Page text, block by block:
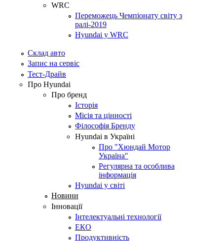
WRC
Переможець Чемпіонату світу з
ралі-2019
Hyundai у WRC
Склад авто
Запис на сервіс
Тест-Драйв
Про Hyundai
Про бренд
Історія
Місія та цінності
Філософія Бренду
Hyundai в Україні
Про "Хюндай Мотор
Україна"
Регулярна та особлива
інформація
Hyundai у світі
Новини
Інновації
Інтелектуальні технології
ЕКО
Продуктивність